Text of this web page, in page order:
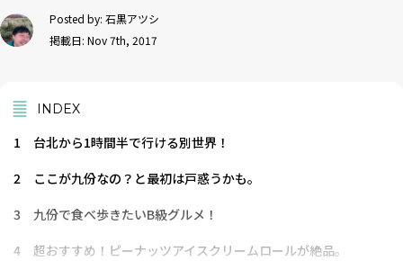
Posted by: 石黒アツシ
掲載日: Nov 7th, 2017
INDEX
1
台北から1時間半で行ける別世界！
2
ここが九份なの？と最初は戸惑うかも。
3
九份で食べ歩きたいB級グルメ！
4
超おすすめ！ピーナッツアイスクリームロールが絶品。